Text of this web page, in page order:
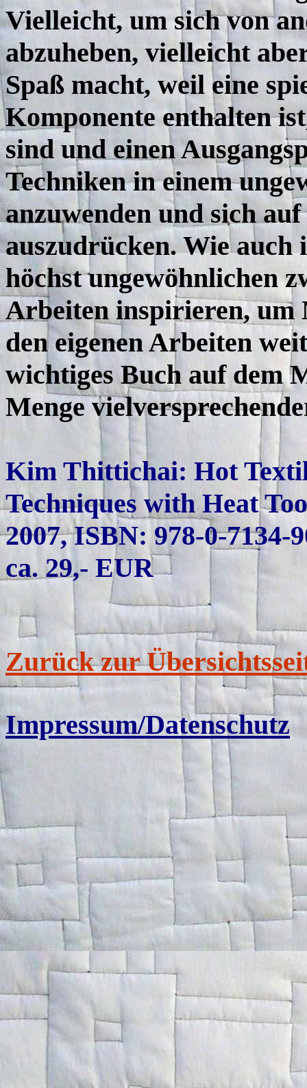
Vielleicht, um sich von
abzuheben, vielleicht
Spaß macht, weil eine
Komponente enthalten
sind und einen
Techniken in einem
anzuwenden und sich
auszudrücken. Wie auch
höchst ungewöhnlichen
Arbeiten inspirieren, um
den eigenen Arbeiten
wichtiges Buch auf dem
Menge
Kim Thittichai: Hot
Techniques with Heat
2007, ISBN: 978-0-7134-
ca. 29,- EUR
Zurück zur
Impressum/Datenschutz